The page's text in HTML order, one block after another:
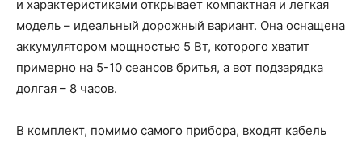
и характеристиками открывает компактная и легкая
модель – идеальный дорожный вариант. Она оснащена
аккумулятором мощностью 5 Вт, которого хватит
примерно на 5-10 сеансов бритья, а вот подзарядка
долгая – 8 часов.
В комплект, помимо самого прибора, входят кабель